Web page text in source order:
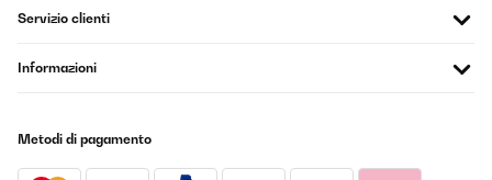
Servizio clienti
Informazioni
Metodi di pagamento